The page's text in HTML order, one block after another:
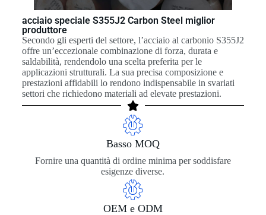
acciaio speciale S355J2 Carbon Steel miglior
produttore
Secondo gli esperti del settore, l’acciaio al carbonio S355J2
offre un’eccezionale combinazione di forza, durata e
saldabilità, rendendolo una scelta preferita per le
applicazioni strutturali. La sua precisa composizione e
prestazioni affidabili lo rendono indispensabile in svariati
settori che richiedono materiali ad elevate prestazioni.
Basso MOQ
Fornire una quantità di ordine minima per soddisfare
esigenze diverse.
OEM e ODM